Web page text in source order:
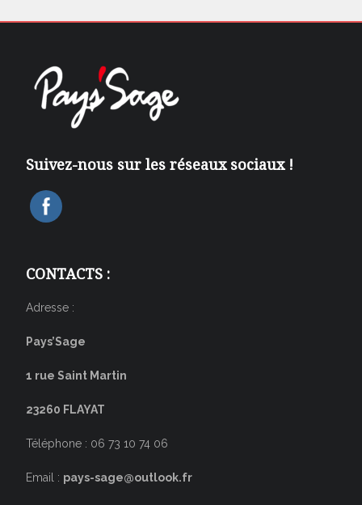
Suivez-nous sur les réseaux sociaux !
CONTACTS :
Adresse :
Pays’Sage
1 rue Saint Martin
23260 FLAYAT
Téléphone : 06 73 10 74 06
Email : pays-sage@outlook.fr